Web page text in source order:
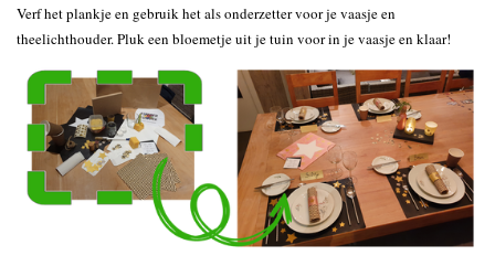
Verf het plankje en gebruik het als onderzetter voor je vaasje en
theelichthouder. Pluk een bloemetje uit je tuin voor in je vaasje en klaar!